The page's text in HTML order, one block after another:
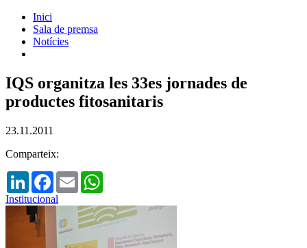
Inici
Sala de premsa
Notícies
IQS organitza les 33es jornades de
productes fitosanitaris
23.11.2011
Comparteix:
LinkedInFacebook
Email
Institucional